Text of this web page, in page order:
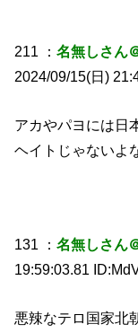
211 ：名無しさん
2024/09/15(日)
アカやパヨには日
ヘイトじゃないよ
131 ：名無しさん
19:59:03.81
悪辣なテロ国家北